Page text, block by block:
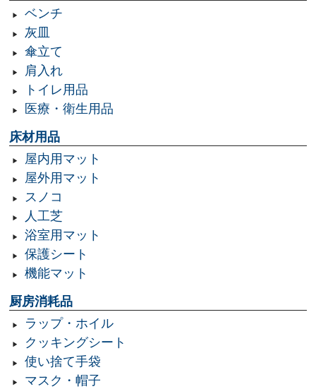
ベンチ
灰皿
傘立て
肩入れ
トイレ用品
医療・衛生用品
床材用品
屋内用マット
屋外用マット
スノコ
人工芝
浴室用マット
保護シート
機能マット
厨房消耗品
ラップ・ホイル
クッキングシート
使い捨て手袋
マスク・帽子